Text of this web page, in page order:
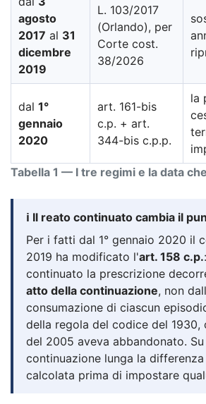
Tabella 1 — I tre regimi e la data
agosto
2017 al 31
dicembre
2019
L. 103/2017
(Orlando), per
Corte cost.
38/2026
dal 1°
gennaio
2020
art. 161-bis
c.p. + art.
344-bis c.p.p.
la
ℹ️ Il reato continuato cambia il
Per i fatti dal 1° gennaio 2020 il
2019 ha modificato l'art. 158 c.p.
continuato la prescrizione
atto della continuazione, non
consumazione di ciascun
della regola del codice del 1930,
del 2005 aveva abbandonato. Su
continuazione lunga la
calcolata prima di impostare